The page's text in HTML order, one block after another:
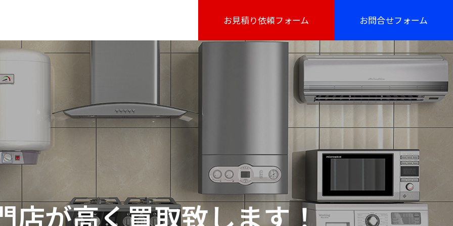
お見積り依頼フォーム お問合せフォーム
店が高く買取致します！